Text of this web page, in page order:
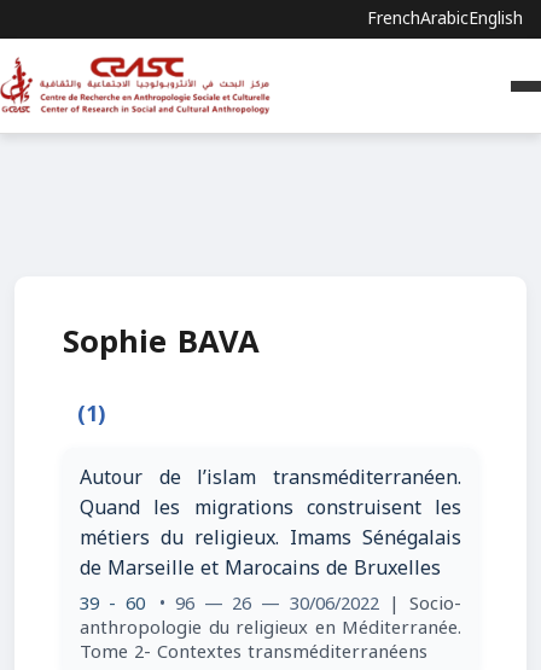
FrenchArabicEnglish
Sophie BAVA
(1)
Autour de l’islam transméditerranéen.
Quand les migrations construisent les
métiers du religieux. Imams Sénégalais
de Marseille et Marocains de Bruxelles
39 - 60 • 96 — 26 — 30/06/2022 | Socio-
anthropologie du religieux en Méditerranée.
Tome 2- Contextes transméditerranéens